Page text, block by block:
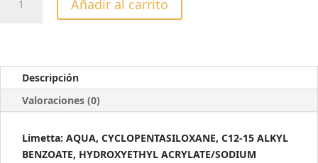
HUMECTANTE
ALOE
VERA
237gr
Añadir al carrito
Descripción
Valoraciones (0)
Limetta: AQUA, CYCLOPENTASILOXANE, C12-15 ALKYL
BENZOATE, HYDROXYETHYL ACRYLATE/SODIUM